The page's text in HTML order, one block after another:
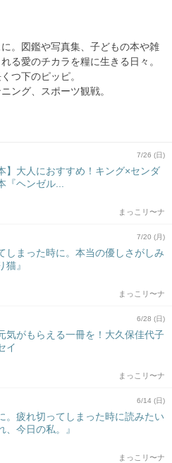
。図鑑や写真集、子どもの本や雑
る愛のチカラを糧に生きる日々。
つ下のピッピ。
ング、スポーツ観戦。
7/26 (日)
】大人におすすめ！キング×センダ
『ヘンゼル...
まっこリ〜ナ
7/20 (月)
しまった時に。本当の優しさがしみ
猫』
まっこリ〜ナ
6/28 (日)
気がもらえる一冊を！大久保佳代子
イ
まっこリ〜ナ
6/14 (日)
。疲れ切ってしまった時に読みたい
、今日の私。』
まっこリ〜ナ